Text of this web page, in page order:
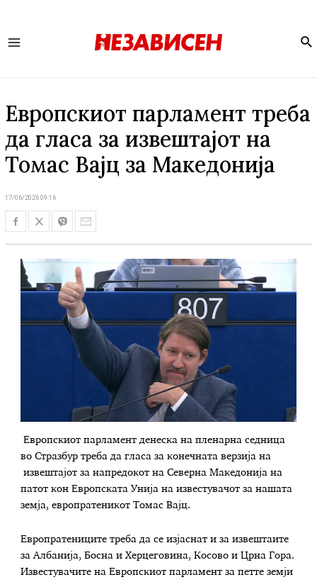
Европскиот парламент треба
да гласа за извештајот на
Томас Вајц за Македонија
17/06/2026 09:16
Европскиот парламент денеска на пленарна седница
во Стразбур треба да гласа за конечната верзија на
извештајот за напредокот на Северна Македонија на
патот кон Европската Унија на известувачот за нашата
земја, европратеникот Томас Вајц.
Европратениците треба да се изјаснат и за извештаите
за Албанија, Босна и Херцеговина, Косово и Црна Гора.
Известувачите на Европскиот парламент за петте земји